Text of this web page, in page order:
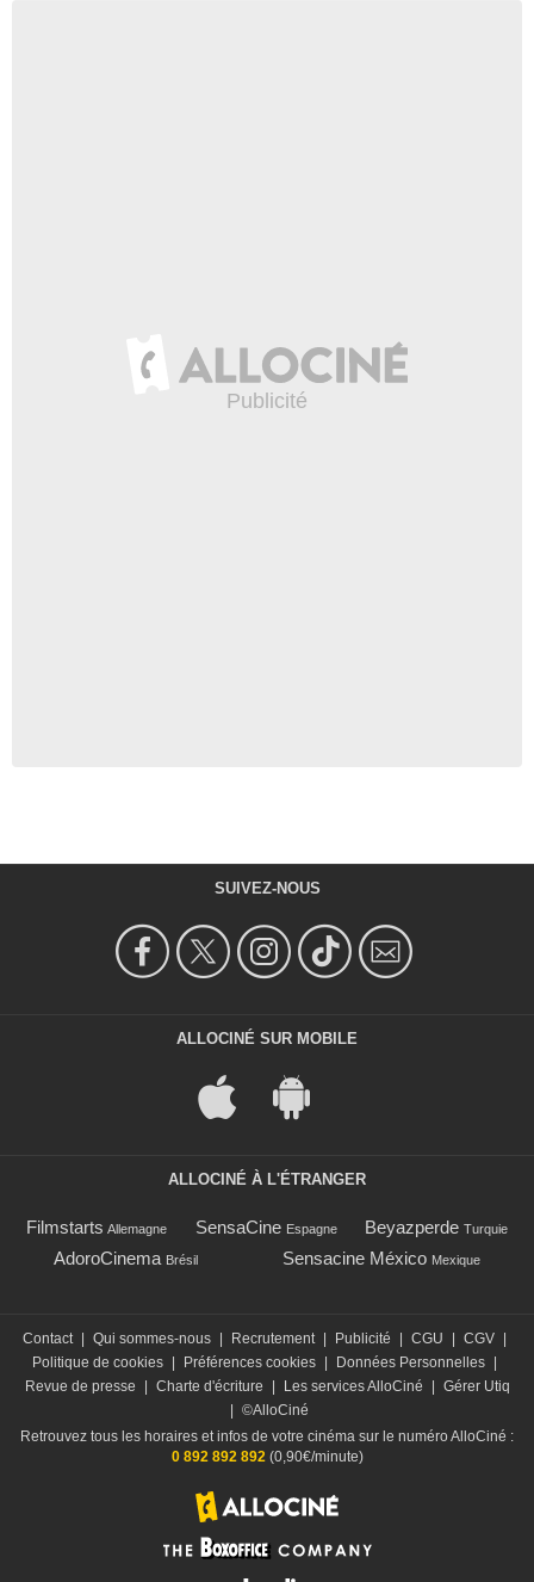
SUIVEZ-NOUS
ALLOCINÉ SUR MOBILE
ALLOCINÉ À L'ÉTRANGER
Filmstarts Allemagne SensaCine Espagne Beyazperde Turquie
AdoroCinema Brésil Sensacine México Mexique
Contact | Qui sommes-nous | Recrutement | Publicité | CGU | CGV |
Politique de cookies | Préférences cookies | Données Personnelles |
Revue de presse
| Charte d'écriture | Les services AlloCiné | Gérer Utiq
| ©AlloCiné
Retrouvez tous les horaires et infos de votre cinéma sur le numéro AlloCiné :
0 892 892 892(0,90€/minute)